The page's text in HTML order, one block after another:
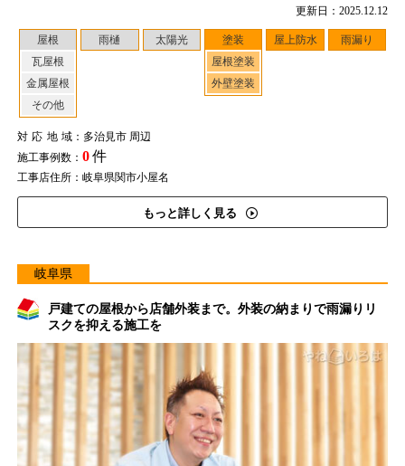
更新日：2025.12.12
屋根
瓦屋根
金属屋根
その他
雨樋 太陽光
塗装
屋根塗装
外壁塗装
屋上防水 雨漏り
対応地域：多治見市 周辺
施工事例数： 0件
工事店住所：岐阜県関市小屋名
もっと詳しく見る
岐阜県
戸建ての屋根から店舗外装まで。外装の納まりで雨漏りリ
スクを抑える施工を